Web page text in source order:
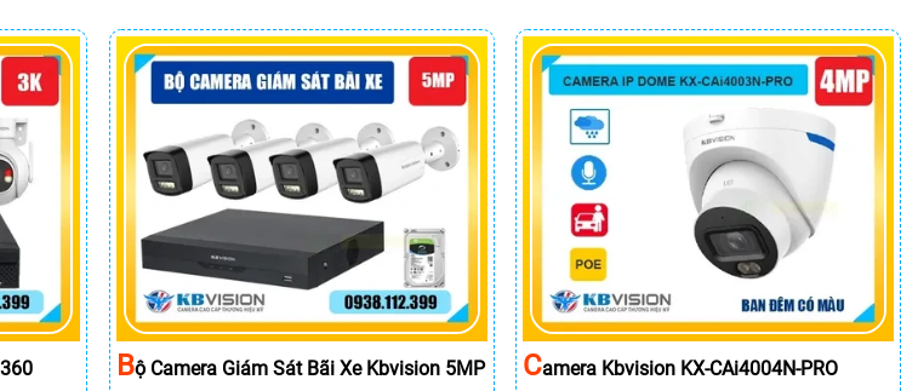
BỘ Camera Giám Sát Bãi Xe Kbvision 5MP CAmera Kbvision KX-CAi4004N-PRO